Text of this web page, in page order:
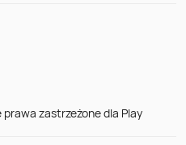
zastrzeżone dla Play